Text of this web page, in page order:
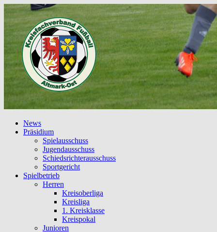
News
Präsidium
Spielausschuss
Jugendausschuss
Schiedsrichterausschuss
Sportgericht
Spielbetrieb
Herren
Kreisoberliga
Kreisliga
1. Kreisklasse
Kreispokal
Junioren